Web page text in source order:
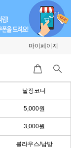
마이페이지
낱장코너
5,000원
3,000원
블라우스/남방